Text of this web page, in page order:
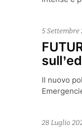
5 Settembre
Il nuovo
28 Luglio